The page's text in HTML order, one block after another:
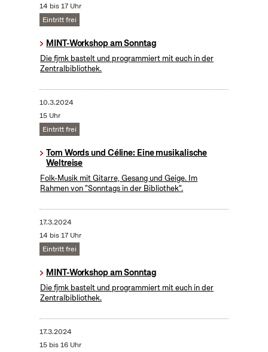
14 bis 17 Uhr
Eintritt frei
MINT-Workshop am Sonntag
Die fjmk bastelt und programmiert mit euch in der
Zentralbibliothek.
10.3.2024
15 Uhr
Eintritt frei
Tom Words und Céline: Eine musikalische
Weltreise
Folk-Musik mit Gitarre, Gesang und Geige. Im
Rahmen von "Sonntags in der Bibliothek".
17.3.2024
14 bis 17 Uhr
Eintritt frei
MINT-Workshop am Sonntag
Die fjmk bastelt und programmiert mit euch in der
Zentralbibliothek.
17.3.2024
15 bis 16 Uhr